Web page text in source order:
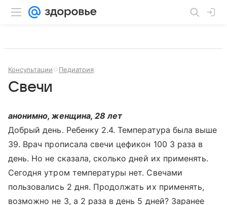
Консультации Педиатрия
Свечи
анонимно, женщина, 28 лет
Добрый день. Ребенку 2.4. Температура была выше
39. Врач прописала свечи цефикон 100 3 раза в
день. Но не сказала, сколько дней их применять.
Сегодня утром температуры нет. Свечами
пользовались 2 дня. Продолжать их применять,
возможно не 3, а 2 раза в день 5 дней? Заранее